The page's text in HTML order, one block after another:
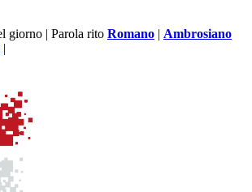
giorno | Parola rito Romano | Ambrosiano
|